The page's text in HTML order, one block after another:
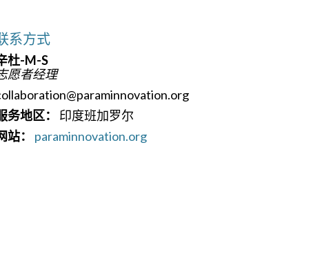
系方式
杜-M-S
愿者经理
务地区：
印度班加罗尔
站：
paraminnovation.org